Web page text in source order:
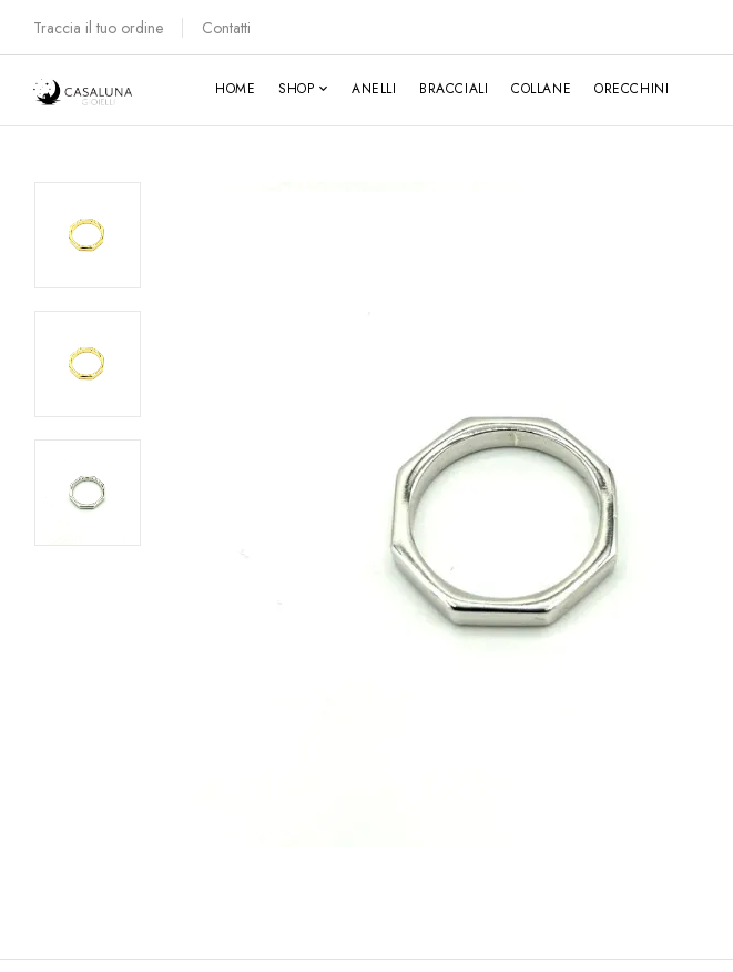
Traccia il tuo ordine Contatti
HOME SHOP ANELLI BRACCIALI COLLANE ORECCHINI